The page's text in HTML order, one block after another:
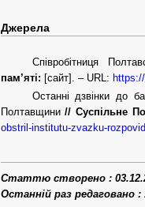
Джерела
Співробітниця
пам’яті: [сайт]. – URL:
Останні дзвінки до
Полтавщини// Суспільне
obstril-institutu-zvazku-
Статтю створено :
Останній раз редаговано :